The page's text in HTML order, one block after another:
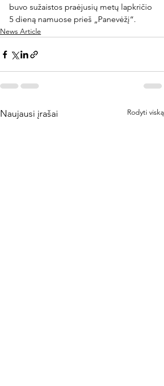
buvo sužaistos praėjusių metų lapkričio
5 dieną namuose prieš „Panevėžį“.
News Article
Naujausi įrašai Rodyti viską